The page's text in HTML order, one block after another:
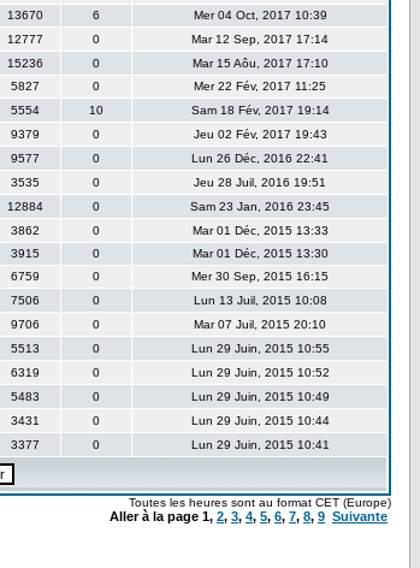
13670 6
Mer 04 Oct, 2017 10:39
12777 0
Mar 12 Sep, 2017 17:14
15236 0
Mar 15 Aôu, 2017 17:10
5827 0
Mer 22 Fév, 2017 11:25
5554 10
Sam 18 Fév, 2017 19:14
9379 0
Jeu 02 Fév, 2017 19:43
9577 0
Lun 26 Déc, 2016 22:41
3535 0
Jeu 28 Juil, 2016 19:51
12884 0
Sam 23 Jan, 2016 23:45
3862 0
Mar 01 Déc, 2015 13:33
3915 0
Mar 01 Déc, 2015 13:30
6759 0
Mer 30 Sep, 2015 16:15
7506 0
Lun 13 Juil, 2015 10:08
9706 0
Mar 07 Juil, 2015 20:10
5513 0
Lun 29 Juin, 2015 10:55
6319 0
Lun 29 Juin, 2015 10:52
5483 0
Lun 29 Juin, 2015 10:49
3431 0
Lun 29 Juin, 2015 10:44
3377 0 Lun 29 Juin, 2015 10:41
Toutes les heures sont au format CET (Europe)
Aller à la page 1, 2, 3, 4, 5, 6, 7, 8, 9 Suivante